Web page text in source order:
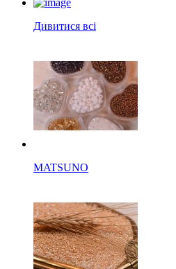
Дивитися всі
MATSUNO